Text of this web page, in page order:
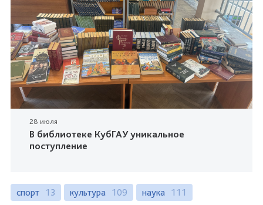
28 июля
В библиотеке КубГАУ уникальное
поступление
спорт 13 культура 109 наука 111